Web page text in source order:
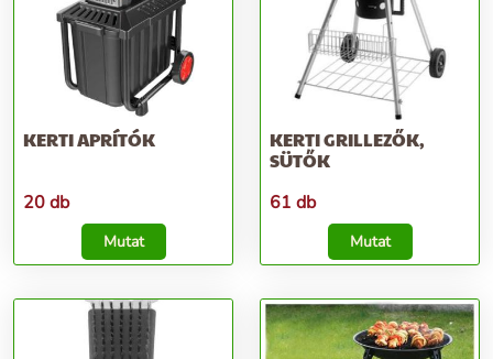
KERTI APRÍTÓK
20 db
Mutat
KERTI GRILLEZŐK,
SÜTŐK
61 db
Mutat